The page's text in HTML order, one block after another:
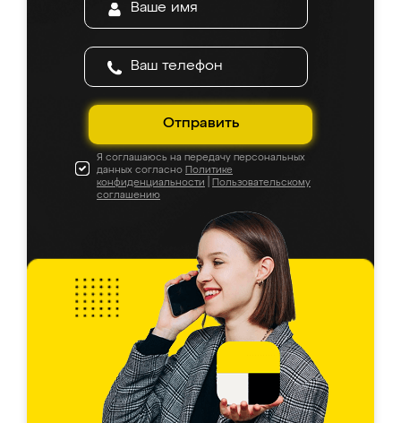
Отправить
Я соглашаюсь на передачу персональных
данных согласно Политике
конфиденциальности
Пользовательскому
соглашению